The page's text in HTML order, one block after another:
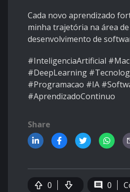
Cada novo aprendizado
minha trajetória na área
desenvolvimento de
#InteligenciaArtificial
#DeepLearning
#Programacao #IA
#AprendizadoContinuo
Share
0 0